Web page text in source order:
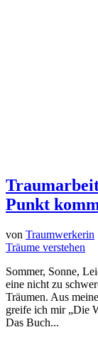
Punkt
von Traumwerkerin
Träume verstehen
Sommer, Sonne,
eine nicht zu
Träumen. Aus
greife ich mir „Die
Das Buch...